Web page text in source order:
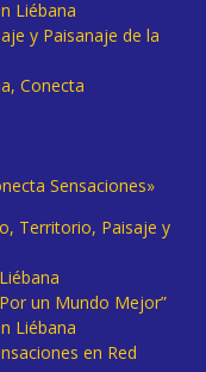
Liébana
y Paisanaje de la
Conecta
Sensaciones»
Territorio, Paisaje y
un Mundo Mejor”
Liébana
en Red